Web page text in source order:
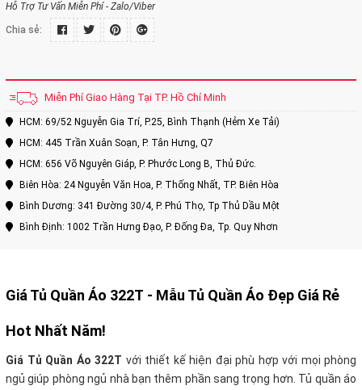
Hỗ Trợ Tư Vấn Miễn Phí - Zalo/Viber
Chia sẻ:
Miễn Phí Giao Hàng Tại TP. Hồ Chí Minh
HCM: 69/52 Nguyễn Gia Trí, P.25, Bình Thạnh (Hẻm Xe Tải)
HCM: 445 Trần Xuân Soạn, P. Tân Hưng, Q7
HCM: 656 Võ Nguyên Giáp, P. Phước Long B, Thủ Đức.
Biên Hòa: 24 Nguyễn Văn Hoa, P. Thống Nhất, TP. Biên Hòa
Bình Dương: 341 Đường 30/4, P. Phú Thọ, Tp Thủ Dầu Một
Bình Định: 1002 Trần Hưng Đạo, P. Đống Đa, Tp. Quy Nhơn
Giá Tủ Quần Áo 322T - Mẫu Tủ Quần Áo Đẹp Giá Rẻ
Hot Nhất Năm!
Giá Tủ Quần Áo 322T với thiết kế hiện đại phù hợp với mọi phòng
ngủ giúp phòng ngủ nhà bạn thêm phần sang trọng hơn. Tủ quần áo